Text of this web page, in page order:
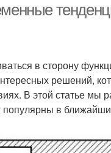
в сторону
решений,
В этой статье мы
популярны в